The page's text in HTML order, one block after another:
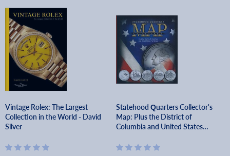
Vintage Rolex: The Largest
Collection in the World - David
Silver
Statehood Quarters Collector's
Map: Plus the District of
Columbia and United States